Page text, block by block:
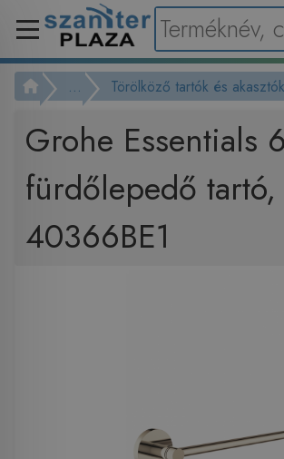
... Törölköző tartók és akasztók
Grohe Essentials
fürdőlepedő
40366BE1